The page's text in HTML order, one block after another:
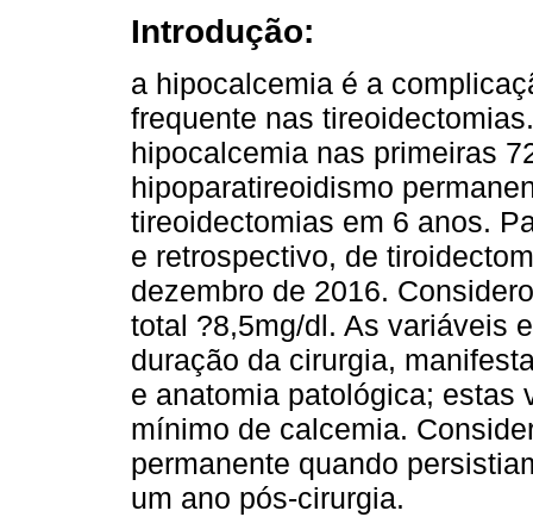
Introdução:
a hipocalcemia é a
frequente nas
hipocalcemia nas primeiras
hipoparatireoidismo
tireoidectomias em 6 anos.
e retrospectivo, de
dezembro de 2016.
total ?8,5mg/dl. As variáveis
duração da cirurgia,
e anatomia patológica; estas
mínimo de calcemia.
permanente quando
um ano pós-cirurgia.